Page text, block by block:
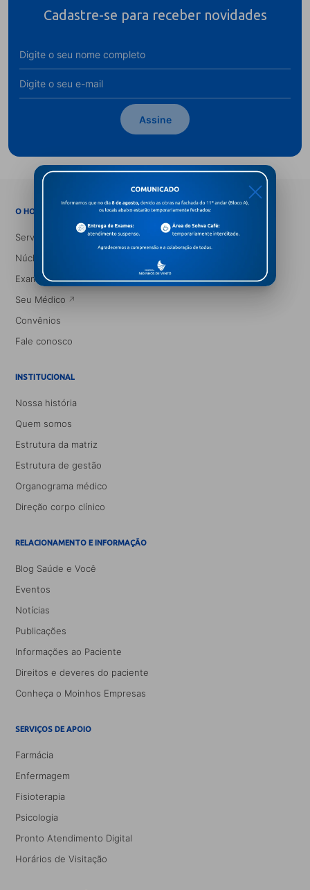
Cadastre-se para receber novidades
Assine
O HOSPITAL
Serviços Médicos
Núcleos e Especialidades
Exames
Seu Médico
Convênios
Fale conosco
INSTITUCIONAL
Nossa história
Quem somos
Estrutura da matriz
Estrutura de gestão
Organograma médico
Direção corpo clínico
RELACIONAMENTO E INFORMAÇÃO
Blog Saúde e Você
Eventos
Notícias
Publicações
Informações ao Paciente
Direitos e deveres do paciente
Conheça o Moinhos Empresas
SERVIÇOS DE APOIO
Farmácia
Enfermagem
Fisioterapia
Psicologia
Pronto Atendimento Digital
Horários de Visitação
X